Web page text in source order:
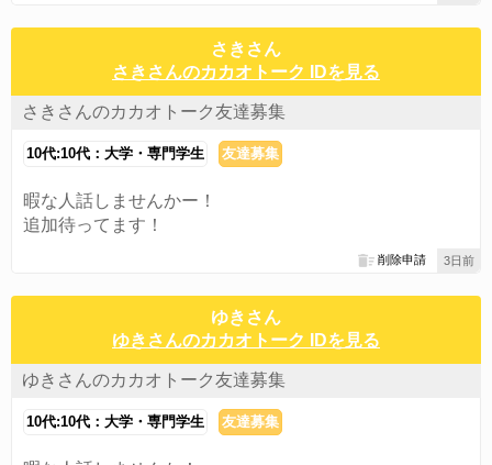
さきさん
さきさんのカカオトーク IDを見る
さきさんのカカオトーク友達募集
10代:10代：大学・専門学生 友達募集
暇な人話しませんかー！
追加待ってます！
3日前
削除申請
ゆきさん
ゆきさんのカカオトーク IDを見る
ゆきさんのカカオトーク友達募集
10代:10代：大学・専門学生 友達募集